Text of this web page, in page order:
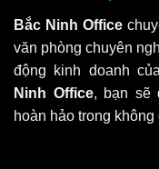
Bắc Ninh Office
văn phòng chuyên
động kinh doanh
Ninh Office, bạn sẽ
hoàn hảo trong